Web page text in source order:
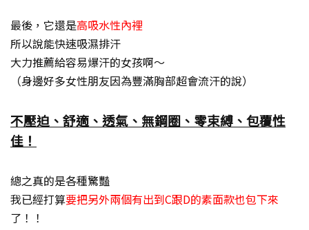
最後，它還是高吸水性內裡
所以說能快速吸濕排汗
大力推薦給容易爆汗的女孩啊～
（身邊好多女性朋友因為豐滿胸部超會流汗的說）
不壓迫、舒適、透氣、無鋼圈、零束縛、包覆性
佳！
總之真的是各種驚豔
我已經打算要把另外兩個有出到C跟D的素面款也包下來
了！！